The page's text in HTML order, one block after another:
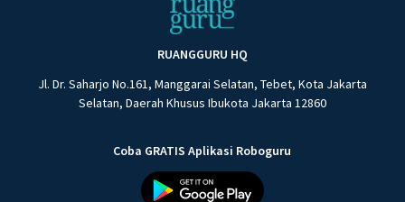
RUANGGURU HQ
Jl. Dr. Saharjo No.161, Manggarai Selatan, Tebet, Kota Jakarta
Selatan, Daerah Khusus Ibukota Jakarta 12860
Coba GRATIS Aplikasi Roboguru